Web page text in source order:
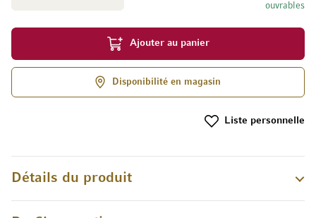
ouvrables
Ajouter au panier
Disponibilité en magasin
Liste personnelle
Détails du produit